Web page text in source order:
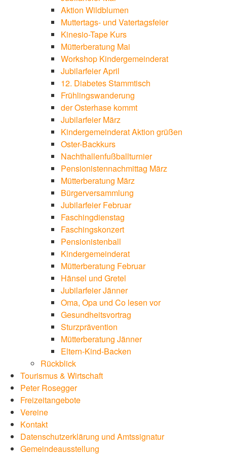
Aktion Wildblumen
Muttertags- und Vatertagsfeier
Kinesio-Tape Kurs
Mütterberatung Mai
Workshop Kindergemeinderat
Jubilarfeier April
12. Diabetes Stammtisch
Frühlingswanderung
der Osterhase kommt
Jubilarfeier März
Kindergemeinderat Aktion grüßen
Oster-Backkurs
Nachthallenfußballturnier
Pensionistennachmittag März
Mütterberatung März
Bürgerversammlung
Jubilarfeier Februar
Faschingdienstag
Faschingskonzert
Pensionistenball
Kindergemeinderat
Mütterberatung Februar
Hänsel und Gretel
Jubilarfeier Jänner
Oma, Opa und Co lesen vor
Gesundheitsvortrag
Sturzprävention
Mütterberatung Jänner
Eltern-Kind-Backen
Rückblick
Tourismus & Wirtschaft
Peter Rosegger
Freizeitangebote
Vereine
Kontakt
Datenschutzerklärung und Amtssignatur
Gemeindeausstellung